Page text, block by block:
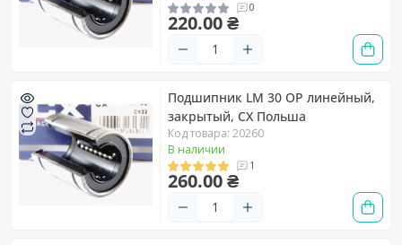
0
220.00 ₴
Подшипник LM 30 OP линейный,
закрытый, CX Польша
Код товара: 20260
В наличии
1
260.00 ₴